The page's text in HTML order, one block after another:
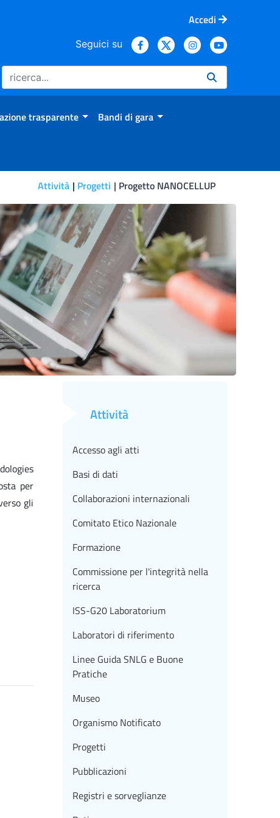
Accedi
Seguici su
trasparente Bandi di gara
Attività Progetti Progetto NANOCELLUP
per
gli
Attività
Accesso agli atti
Basi di dati
Collaborazioni internazionali
Comitato Etico Nazionale
Formazione
Commissione per l'integrità nella
ricerca
ISS-G20 Laboratorium
Laboratori di riferimento
Linee Guida SNLG e Buone
Pratiche
Museo
Organismo Notificato
Progetti
Pubblicazioni
Registri e sorveglianze